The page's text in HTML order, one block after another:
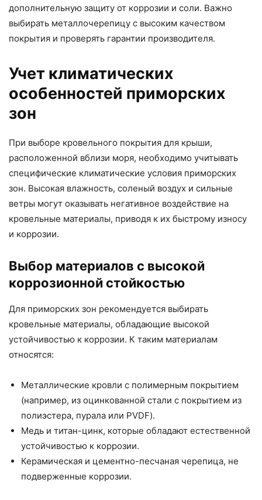
дополнительную защиту от коррозии и соли. Важно
выбирать металлочерепицу с высоким качеством
покрытия и проверять гарантии производителя.
Учет климатических
особенностей приморских
зон
При выборе кровельного покрытия для крыши,
расположенной вблизи моря, необходимо учитывать
специфические климатические условия приморских
зон. Высокая влажность, соленый воздух и сильные
ветры могут оказывать негативное воздействие на
кровельные материалы, приводя к их быстрому износу
и коррозии.
Выбор материалов с высокой
коррозионной стойкостью
Для приморских зон рекомендуется выбирать
кровельные материалы, обладающие высокой
устойчивостью к коррозии. К таким материалам
относятся:
Металлические кровли с полимерным покрытием
(например, из оцинкованной стали с покрытием из
полиэстера, пурала или PVDF).
Медь и титан-цинк, которые обладают естественной
устойчивостью к коррозии.
Керамическая и цементно-песчаная черепица, не
подверженные коррозии.